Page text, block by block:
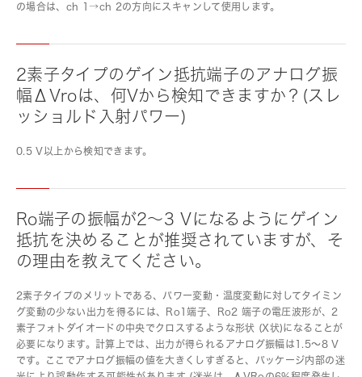
の場合は、ch 1→ch 2の方向にスキャンして使用します。
2素子タイプのゲイン抵抗端子のアナログ振
幅ΔVroは、何Vから検知できますか？(スレ
ッショルド入射パワー)
0.5 V以上から検知できます。
Ro端子の振幅が2～3 Vになるようにゲイン
抵抗を決めることが推奨されていますが、そ
の理由を教えてください。
2素子タイプのメリットである、パワー変動・温度変動に対してタイミン
グ変動の少ない出力を得るには、Ro1端子、Ro2 端子の電圧波形が、2
素子フォトダイオードの中央でクロスするような形状 (X状)になることが
必要になります。計算上では、出力が得られるアナログ振幅は1.5～8 V
です。ここでアナログ振幅の値を大きくしすぎると、パッケージ内部の迷